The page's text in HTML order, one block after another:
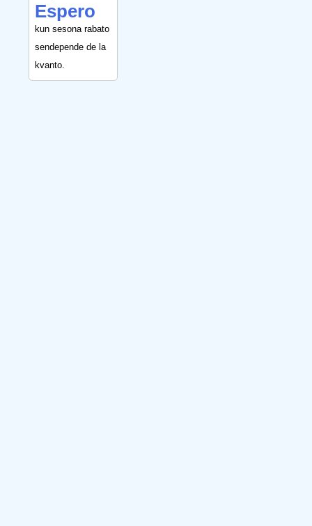
Espero
kun sesona rabato
sendepende de la
kvanto.